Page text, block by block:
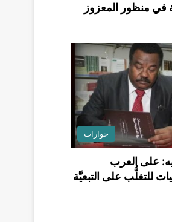
في منظور المعزوز
حوارات
على العرب
للتغلُّب على التبعيَّة